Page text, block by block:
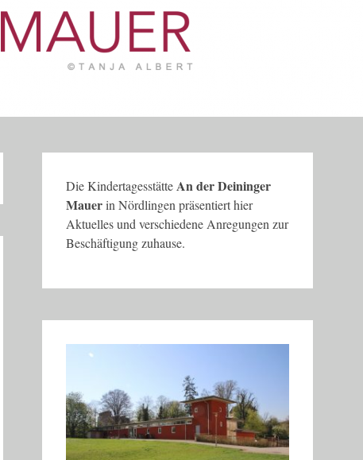
Die KindertagesstätteAn der Deininger
Mauerin Nördlingen präsentiert hier
Aktuelles und verschiedene Anregungen zur
Beschäftigung zuhause.